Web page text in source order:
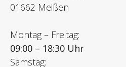
01662 Meißen
Montag – Freitag:
09:00 – 18:30 Uhr
Samstag: